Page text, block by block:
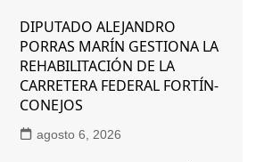
DIPUTADO ALEJANDRO
PORRAS MARÍN GESTIONA LA
REHABILITACIÓN DE LA
CARRETERA FEDERAL FORTÍN-
CONEJOS
agosto 6, 2026